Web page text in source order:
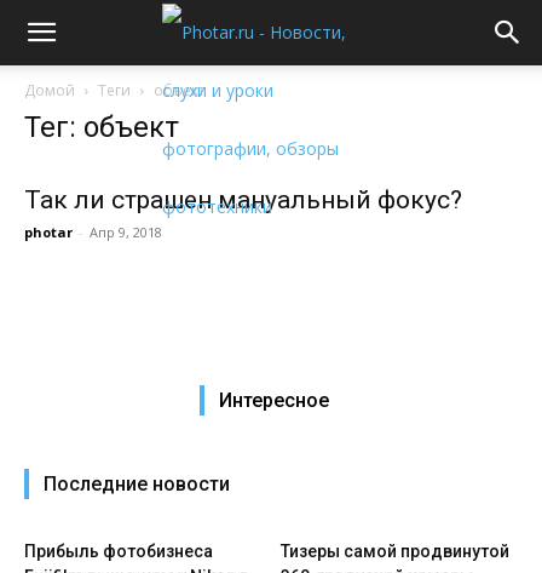
Домой Теги объект
Тег: объект
Так ли страшен мануальный фокус?
photar - Апр 9, 2018
Интересное
Последние новости
Прибыль фотобизнеса
Тизеры самой продвинутой